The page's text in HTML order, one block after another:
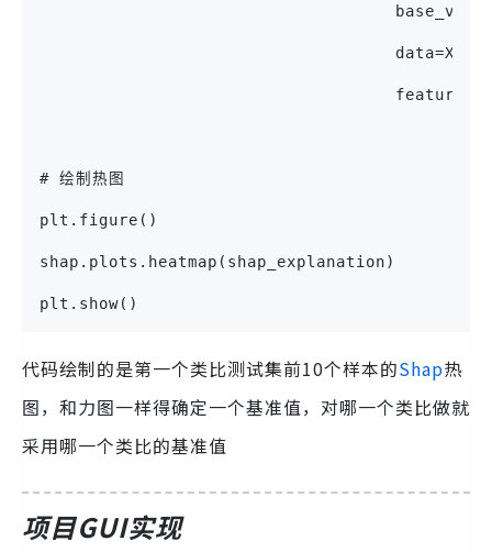
# 绘制热图
plt.figure()
shap.plots.heatmap(shap_explanation)
plt.show()
代码绘制的是第一个类比测试集前10个样本的Shap热
图，和力图一样得确定一个基准值，对哪一个类比做就
采用哪一个类比的基准值
项目GUI实现